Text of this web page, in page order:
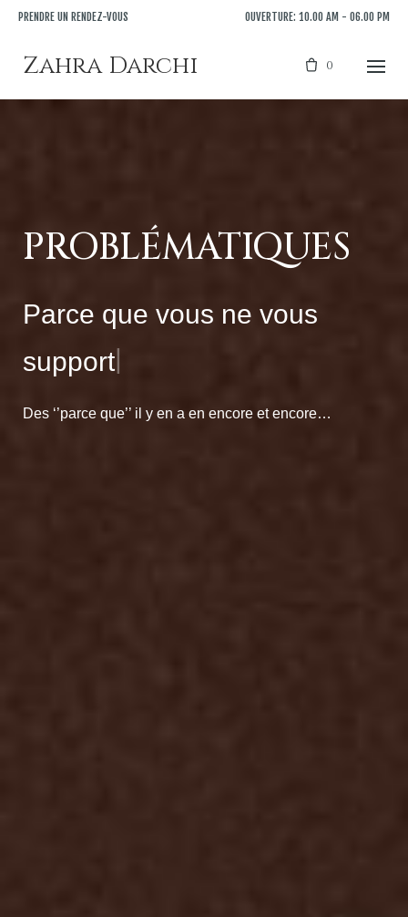
Skip
content
PRENDRE UN RENDEZ-VOUS OUVERTURE: 10.00 AM - 06.00 PM
Zahra Darchi 0
PROBLÉMATIQUES
Parce que vous ne vous
supportez plus
Des ‘’parce que’’ il y en a en encore et encore…